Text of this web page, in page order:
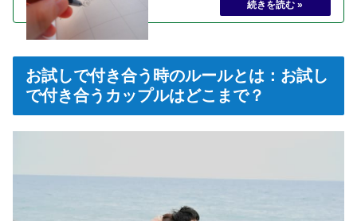
お試しで付き合う時のルールとは：お試し
で付き合うカップルはどこまで？